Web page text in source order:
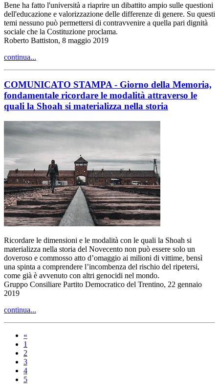
Bene ha fatto l'università a riaprire un dibattito ampio sulle questioni
dell'educazione e valorizzazione delle differenze di genere. Su questi
temi nessuno può permettersi di contravvenire a quella pari dignità
sociale che la Costituzione proclama.
Roberto Battiston, 8 maggio 2019
continua...
COMUNICATO STAMPA - Giorno della Memoria,
fondamentale ricordare le modalità attraverso le
quali la Shoah si materializza nella storia
Ricordare le dimensioni e le modalità con le quali la Shoah si
materializza nella storia del Novecento non può essere solo un
doveroso e commosso atto d’omaggio ai milioni di vittime, bensì
una spinta a comprendere l’incombenza del rischio del ripetersi,
come già è avvenuto con altri genocidi nel mondo.
Gruppo Consiliare Partito Democratico del Trentino, 22 gennaio
2019
continua...
«
1
2
3
4
5